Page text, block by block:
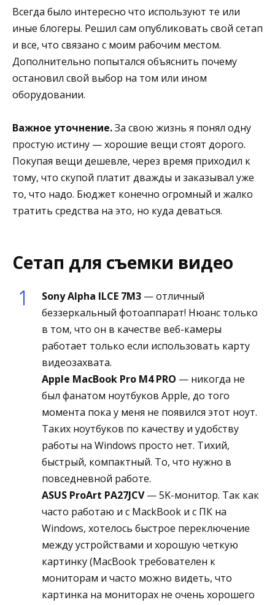
Всегда было интересно что используют те или
иные блогеры. Решил сам опубликовать свой сетап
и все, что связано с моим рабочим местом.
Дополнительно попытался объяснить почему
остановил свой выбор на том или ином
оборудовании.
Важное уточнение.За свою жизнь я понял одну
простую истину — хорошие вещи стоят дорого.
Покупая вещи дешевле, через время приходил к
тому, что скупой платит дважды и заказывал уже
то, что надо. Бюджет конечно огромный и жалко
тратить средства на это, но куда деваться.
Сетап для съемки видео
Sony Alpha ILCE 7M3 — отличный
беззеркальный фотоаппарат! Нюанс только
в том, что он в качестве веб-камеры
работает только если использовать карту
видеозахвата.
Apple MacBook Pro M4 PRO — никогда не
был фанатом ноутбуков Apple, до того
момента пока у меня не появился этот ноут.
Таких ноутбуков по качеству и удобству
работы на Windows просто нет. Тихий,
быстрый, компактный. То, что нужно в
повседневной работе.
ASUS ProArt PA27JCV— 5K-монитор. Так как
часто работаю и с MackBook и с ПК на
Windows, хотелось быстрое переключение
между устройствами и хорошую четкую
картинку (MacBook требователен к
мониторам и часто можно видеть, что
картинка на мониторах не очень хорошего